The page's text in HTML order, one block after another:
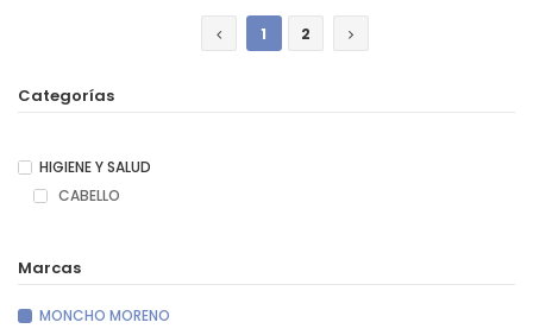
1
2
Categorías
HIGIENE Y SALUD
CABELLO
Marcas
MONCHO MORENO